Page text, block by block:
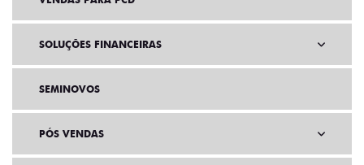
SOLUÇÕES FINANCEIRAS
SEMINOVOS
PÓS VENDAS